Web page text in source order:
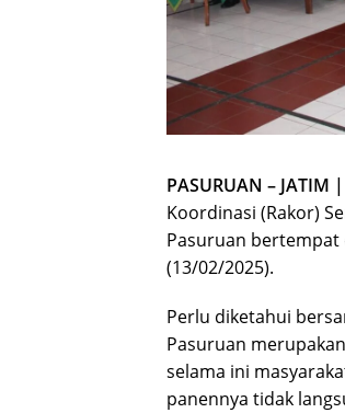
PASURUAN – JATIM
Koordinasi (Rakor)
Pasuruan bertempat
(13/02/2025).
Perlu diketahui
Pasuruan
selama ini
panennya tidak